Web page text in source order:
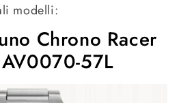
modelli:
Chrono Racer
57L